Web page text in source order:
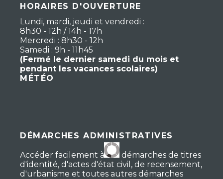
HORAIRES D'OUVERTURE
Lundi, mardi, jeudi et vendredi :
8h30 - 12h / 14h - 17h
Mercredi : 8h30 - 12h
Samedi : 9h - 11h45
(Fermé le dernier samedi du mois et
pendant les vacances scolaires)
MÉTÉO
DÉMARCHES ADMINISTRATIVES
Accéder facilement à vos démarches de titres
d'identité, d'actes d'état civil, de recensement,
d'urbanisme et toutes autres démarches